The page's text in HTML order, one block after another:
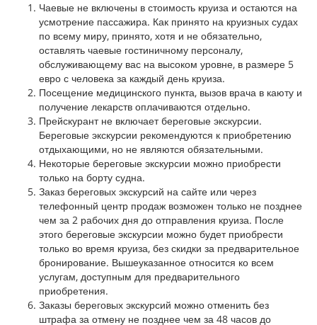
Чаевые не включены в стоимость круиза и остаются на
усмотрение пассажира. Как принято на круизных судах
по всему миру, принято, хотя и не обязательно,
оставлять чаевые гостиничному персоналу,
обслуживающему вас на высоком уровне, в размере 5
евро с человека за каждый день круиза.
Посещение медицинского пункта, вызов врача в каюту и
получение лекарств оплачиваются отдельно.
Прейскурант не включает береговые экскурсии.
Береговые экскурсии рекомендуются к приобретению
отдыхающими, но не являются обязательными.
Некоторые береговые экскурсии можно приобрести
только на борту судна.
Заказ береговых экскурсий на сайте или через
телефонный центр продаж возможен только не позднее
чем за 2 рабочих дня до отправления круиза. После
этого береговые экскурсии можно будет приобрести
только во время круиза, без скидки за предварительное
бронирование. Вышеуказанное относится ко всем
услугам, доступным для предварительного
приобретения.
Заказы береговых экскурсий можно отменить без
штрафа за отмену не позднее чем за 48 часов до